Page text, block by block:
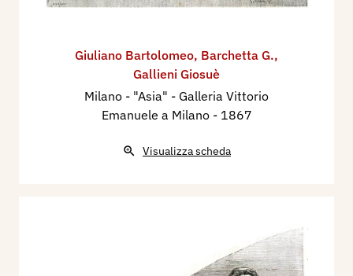
Giuliano Bartolomeo, Barchetta G.,
Gallieni Giosuè
Milano - "Asia" - Galleria Vittorio
Emanuele a Milano - 1867
Visualizza scheda